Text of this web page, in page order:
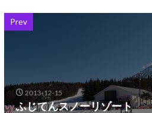
Prev
2013-12-15
ふじてんスノーリゾート